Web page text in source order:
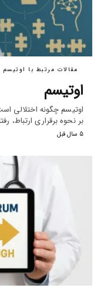
مقالات مرتبط با اوتیسم
اوتیسم
اوتیسم چگونه اختلالی
بر نحوه برقراری ارتباط،
5 سال قبل